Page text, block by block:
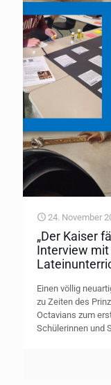
24. November
„Der Kaiser
Interview
Einen völlig
zu Zeiten des
Octavians zum
Schülerinnen und